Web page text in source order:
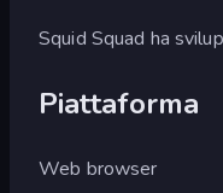
Squid Squad ha
Piattaforma
Web browser